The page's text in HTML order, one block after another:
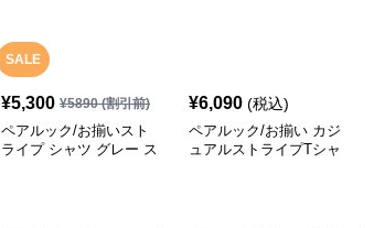
SALE
¥5,300 ¥5890(割引前)
ペアルック/お揃いスト
ライプ シャツ グレー ス
¥6,090 (税込)
ペアルック/お揃い カジ
ュアルストライプTシャ